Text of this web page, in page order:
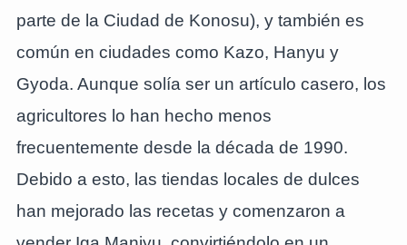
parte de la Ciudad de Konosu), y también es
común en ciudades como Kazo, Hanyu y
Gyoda. Aunque solía ser un artículo casero, los
agricultores lo han hecho menos
frecuentemente desde la década de 1990.
Debido a esto, las tiendas locales de dulces
han mejorado las recetas y comenzaron a